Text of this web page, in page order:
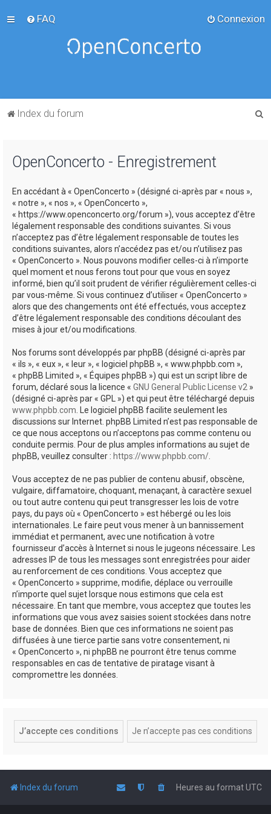
FAQ Connexion
Index du forum
OpenConcerto - Enregistrement
En accédant à « OpenConcerto » (désigné ci-après par « nous »,
« notre », « nos », « OpenConcerto »,
« https://www.openconcerto.org/forum »), vous acceptez d’être
légalement responsable des conditions suivantes. Si vous
n’acceptez pas d’être légalement responsable de toutes les
conditions suivantes, alors n’accédez pas et/ou n’utilisez pas
« OpenConcerto ». Nous pouvons modifier celles-ci à n’importe
quel moment et nous ferons tout pour que vous en soyez
informé, bien qu’il soit prudent de vérifier régulièrement celles-ci
par vous-même. Si vous continuez d’utiliser « OpenConcerto »
alors que des changements ont été effectués, vous acceptez
d’être légalement responsable des conditions découlant des
mises à jour et/ou modifications.
Nos forums sont développés par phpBB (désigné ci-après par
« ils », « eux », « leur », « logiciel phpBB », « www.phpbb.com »,
« phpBB Limited », « Équipes phpBB ») qui est un script libre de
forum, déclaré sous la licence « GNU General Public License v2 »
(désigné ci-après par « GPL ») et qui peut être téléchargé depuis
www.phpbb.com. Le logiciel phpBB facilite seulement les
discussions sur Internet. phpBB Limited n’est pas responsable de
ce que nous acceptons ou n’acceptons pas comme contenu ou
conduite permis. Pour de plus amples informations au sujet de
phpBB, veuillez consulter : https://www.phpbb.com/.
Vous acceptez de ne pas publier de contenu abusif, obscène,
vulgaire, diffamatoire, choquant, menaçant, à caractère sexuel
ou tout autre contenu qui peut transgresser les lois de votre
pays, du pays où « OpenConcerto » est hébergé ou les lois
internationales. Le faire peut vous mener à un bannissement
immédiat et permanent, avec une notification à votre
fournisseur d’accès à Internet si nous le jugeons nécessaire. Les
adresses IP de tous les messages sont enregistrées pour aider
au renforcement de ces conditions. Vous acceptez que
« OpenConcerto » supprime, modifie, déplace ou verrouille
n’importe quel sujet lorsque nous estimons que cela est
nécessaire. En tant que membre, vous acceptez que toutes les
informations que vous avez saisies soient stockées dans notre
base de données. Bien que ces informations ne soient pas
diffusées à une tierce partie sans votre consentement, ni
« OpenConcerto », ni phpBB ne pourront être tenus comme
responsables en cas de tentative de piratage visant à
compromettre les données.
Index du forum Heures au formatUTC